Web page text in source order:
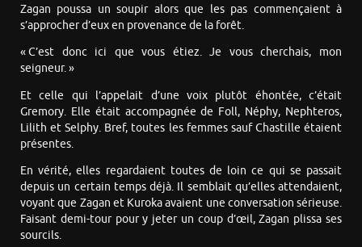
Zagan poussa un soupir alors que les pas commençaient à
s’approcher d’eux en provenance de la forêt.
« C’est donc ici que vous étiez. Je vous cherchais, mon
seigneur. »
Et celle qui l’appelait d’une voix plutôt éhontée, c’était
Gremory. Elle était accompagnée de Foll, Néphy, Nephteros,
Lilith et Selphy. Bref, toutes les femmes sauf Chastille étaient
présentes.
En vérité, elles regardaient toutes de loin ce qui se passait
depuis un certain temps déjà. Il semblait qu’elles attendaient,
voyant que Zagan et Kuroka avaient une conversation sérieuse.
Faisant demi-tour pour y jeter un coup d’œil, Zagan plissa ses
sourcils.